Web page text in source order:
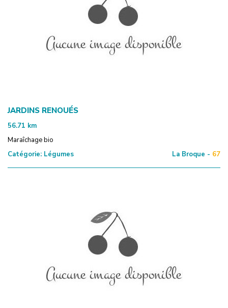
JARDINS RENOUÉS
56.71 km
Maraîchage bio
Catégorie: Légumes La Broque - 67